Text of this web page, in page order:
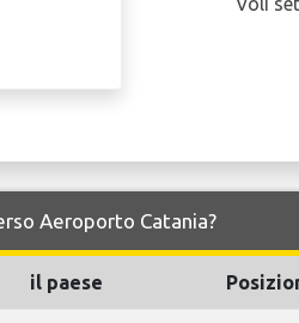
Aeroporto Catania?
il paese